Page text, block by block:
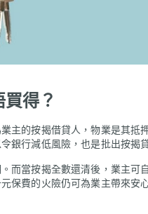
得？
主的按揭借貸人，物業是其抵
銀行減低風險，也是批出按揭
而當按揭全數還清後，業主可
保費的火險仍可為業主帶來安